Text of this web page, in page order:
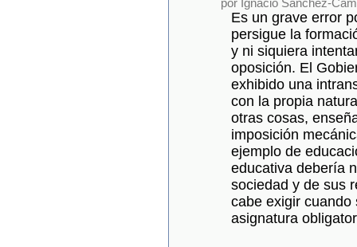
por Ignacio Sánchez-
Es un grave error
persigue la
y ni siquiera
oposición. El
exhibido una
con la propia
otras cosas,
imposición
ejemplo de
educativa debería
sociedad y de sus
cabe exigir cuando
asignatura